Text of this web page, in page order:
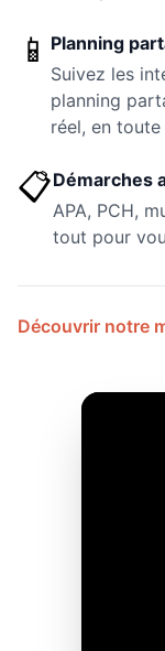
📱 Planning
Suivez les
planning
réel, en
📋Démarches
APA, PCH,
tout pour
Découvrir notre